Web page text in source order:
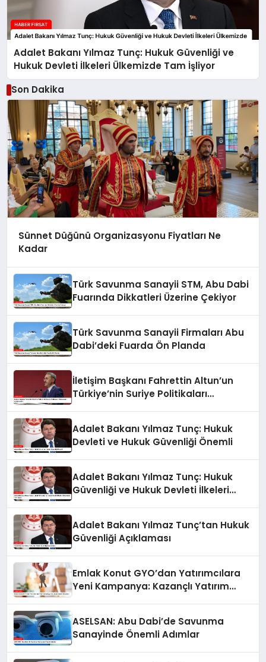
Adalet Bakanı Yılmaz Tunç: Hukuk Güvenliği ve
Hukuk Devleti İlkeleri Ülkemizde Tam İşliyor
Son Dakika
Sünnet Düğünü Organizasyonu Fiyatları Ne
Kadar
Türk Savunma Sanayii STM, Abu Dabi
Fuarında Dikkatleri Üzerine Çekiyor
Türk Savunma Sanayii Firmaları Abu
Dabi’deki Fuarda Ön Planda
İletişim Başkanı Fahrettin Altun’un
Türkiye’nin Suriye Politikaları
Adalet Bakanı Yılmaz Tunç: Hukuk
Devleti ve Hukuk Güvenliği Önemli
Adalet Bakanı Yılmaz Tunç: Hukuk
Güvenliği ve Hukuk Devleti İlkeleri
Adalet Bakanı Yılmaz Tunç’tan Hukuk
Güvenliği Açıklaması
Emlak Konut GYO’dan Yatırımcılara
Yeni Kampanya: Kazançlı Yatırım
ASELSAN: Abu Dabi’de Savunma
Sanayinde Önemli Adımlar